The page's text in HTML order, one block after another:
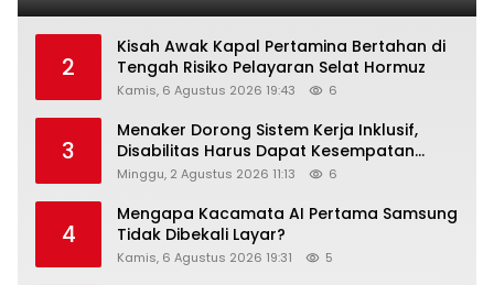
2
Kisah Awak Kapal Pertamina Bertahan di
Tengah Risiko Pelayaran Selat Hormuz
Kamis, 6 Agustus 2026 19:43 6
3
Menaker Dorong Sistem Kerja Inklusif,
Disabilitas Harus Dapat Kesempatan
Setara
Minggu, 2 Agustus 2026 11:13 6
4
Mengapa Kacamata AI Pertama Samsung
Tidak Dibekali Layar?
Kamis, 6 Agustus 2026 19:31 5